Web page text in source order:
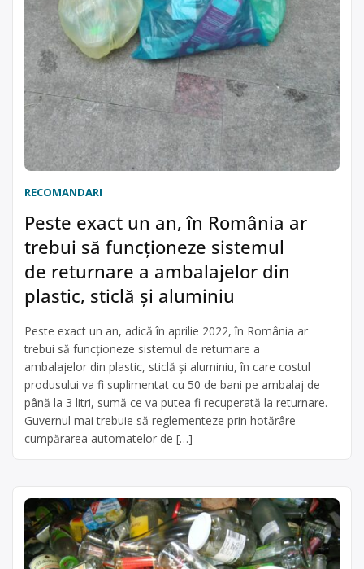
RECOMANDARI
Peste exact un an, în România ar
trebui să funcționeze sistemul
de returnare a ambalajelor din
plastic, sticlă și aluminiu
Peste exact un an, adică în aprilie 2022, în România ar
trebui să funcționeze sistemul de returnare a
ambalajelor din plastic, sticlă și aluminiu, în care costul
produsului va fi suplimentat cu 50 de bani pe ambalaj de
până la 3 litri, sumă ce va putea fi recuperată la returnare.
Guvernul mai trebuie să reglementeze prin hotărâre
cumpărarea automatelor de […]